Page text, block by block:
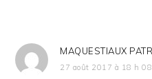
MAQUESTIAUX
27 août 2017 à 18 h